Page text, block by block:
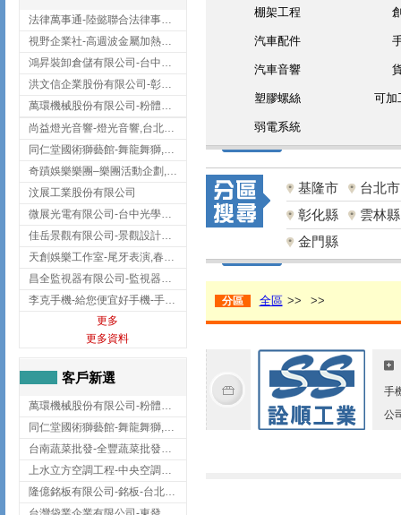
法律萬事通-陸懿聯合法律事務所
視野企業社-高週波金屬加熱設備,彰化高週波金屬加熱設備
鴻昇裝卸倉儲有限公司-台中貨櫃裝卸
洪文信企業股份有限公司-彰化鋅合金鑄造,彰化五金加工,彰化五金配件
萬環機械股份有限公司-粉體塗裝設備,輸送機,輸送機設備,台南輸送機
尚益燈光音響-燈光音響,台北燈光音響,台北燈光音響出租
同仁堂國術獅藝館-舞龍舞獅,台中舞龍舞獅
奇蹟娛樂樂團–樂團活動企劃,台中樂團表演,台中婚禮樂團
汶展工業股份有限公司
微展光電有限公司-台中光學鍍膜,optical filter taiwan,台灣光學鍍膜
佳岳景觀有限公司-景觀設計公司,台北景觀設計,台北景觀工程,中山區景觀設計
天創娛樂工作室-尾牙表演,春酒表演,板橋尾牙表演
昌全監視器有限公司-監視器安裝,高雄監視器安裝,鳳山區監視器安裝
李克手機-給您便宜好手機-手機收購,屏東手機收購
更多
更多資料
客戶新選
萬環機械股份有限公司-粉體塗裝設備,輸送機,輸送機設備,台南輸送機
同仁堂國術獅藝館-舞龍舞獅,台中舞龍舞獅
台南蔬菜批發-全豐蔬菜批發專送/台南蔬菜箱宅配到府
上水立方空調工程-中央空調規劃,台北中央空調規劃
隆億銘板有限公司-銘板-台北銘板-板橋銘板
棚架工程
汽車配件
汽車音響
塑膠螺絲 可加
弱電系統
基隆市
台北市
彰化縣
雲林縣
金門縣
分區 全區 >> >>
手
公